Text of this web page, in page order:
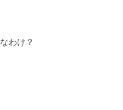
なわけ？